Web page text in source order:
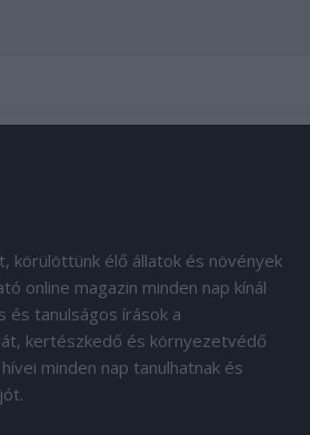
körülöttünk élő állatok és növények
online magazin minden nap kínál
és tanulságos írások a
kertészkedő és környezetvédő
minden nap tanulhatnak és